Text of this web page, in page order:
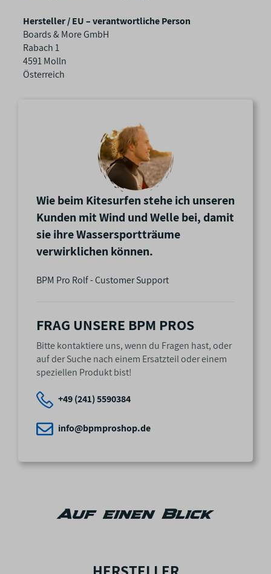
Hersteller / EU – verantwortliche Person
Boards & More GmbH
Rabach 1
4591 Molln
Österreich
Wie beim Kitesurfen stehe ich unseren
Kunden mit Wind und Welle bei, damit
sie ihre Wassersportträume
verwirklichen können.
BPM Pro Rolf - Customer Support
FRAG UNSERE BPM PROS
Bitte kontaktiere uns, wenn du Fragen hast, oder
auf der Suche nach einem Ersatzteil oder einem
speziellen Produkt bist!
+49 (241) 5590384
info@bpmproshop.de
Auf einen Blick